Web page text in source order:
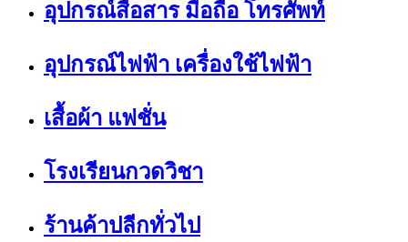
อุปกรณ์สื่อสาร มือถือ โทรศัพท์
อุปกรณ์ไฟฟ้า เครื่องใช้ไฟฟ้า
เสื้อผ้า แฟชั่น
โรงเรียนกวดวิชา
ร้านค้าปลีกทั่วไป